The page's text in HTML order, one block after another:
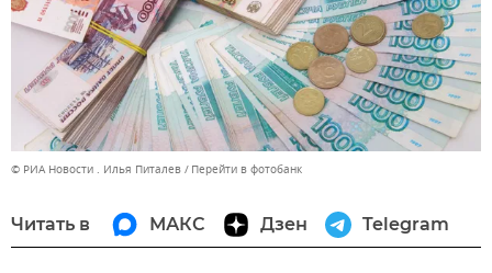
© РИА Новости . Илья Питалев Перейти в фотобанк
Читать в МАКС Дзен Telegram